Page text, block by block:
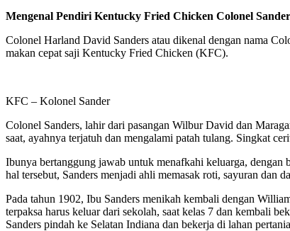
Mengenal Pendiri Kentucky Fried Chicken Colonel
Colonel Harland David Sanders atau dikenal dengan nama
makan cepat saji Kentucky Fried Chicken (KFC).
KFC – Kolonel Sander
Colonel Sanders, lahir dari pasangan Wilbur David dan
saat, ayahnya terjatuh dan mengalami patah tulang. Singkat
Ibunya bertanggung jawab untuk menafkahi keluarga, dengan
hal tersebut, Sanders menjadi ahli memasak roti, sayuran dan
Pada tahun 1902, Ibu Sanders menikah kembali dengan
terpaksa harus keluar dari sekolah, saat kelas 7 dan kembali
Sanders pindah ke Selatan Indiana dan bekerja di lahan